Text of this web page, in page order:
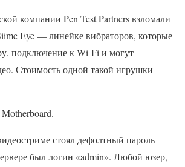
компании Pen Test Partners взломали
Eye — линейке вибраторов, которые
подключение к Wi-Fi и могут
Стоимость одной такой игрушки
стоял дефолтный пароль
был логин «admin». Любой юзер,